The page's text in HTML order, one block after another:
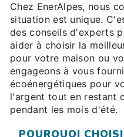
Chez EnerAlpes, nous
situation est unique.
des conseils d'experts
aider à choisir la
pour votre maison ou
engageons à vous
écoénergétiques pour
l'argent tout en restant
pendant les mois d'été.
POURQUOI